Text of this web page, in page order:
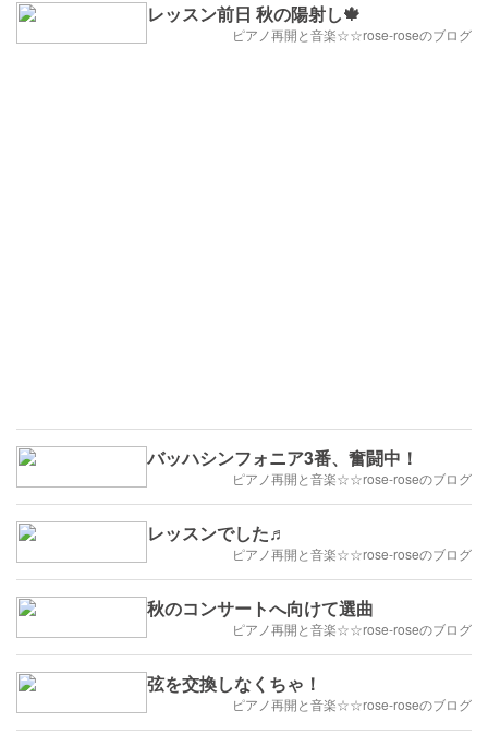
レッスン前日 秋の陽射し🍁
ピアノ再開と音楽☆☆rose-roseのブログ
バッハシンフォニア3番、奮闘中！
ピアノ再開と音楽☆☆rose-roseのブログ
レッスンでした♬
ピアノ再開と音楽☆☆rose-roseのブログ
秋のコンサートへ向けて選曲
ピアノ再開と音楽☆☆rose-roseのブログ
弦を交換しなくちゃ！
ピアノ再開と音楽☆☆rose-roseのブログ